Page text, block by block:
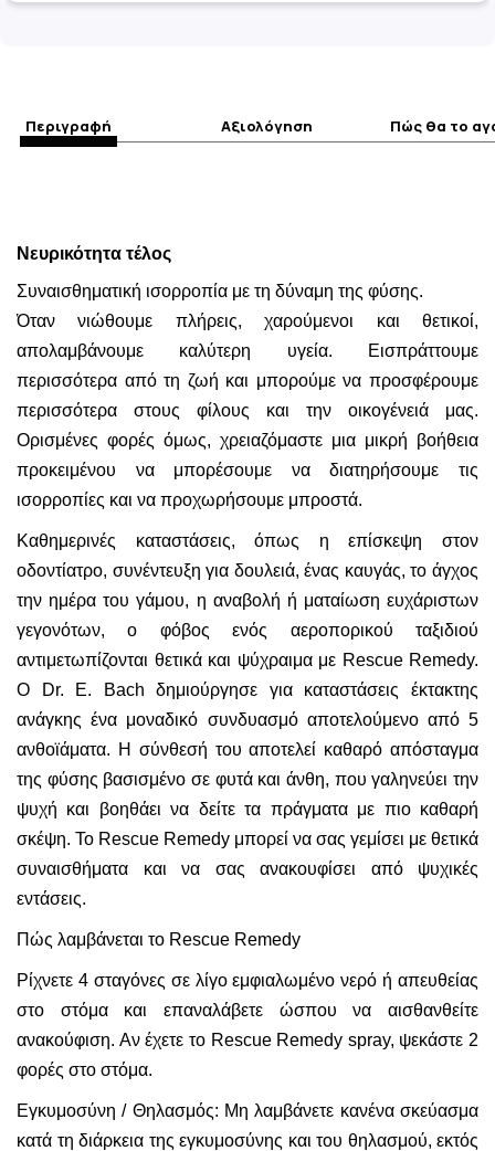
Περιγραφή Αξιολόγηση Πώς θα το
Νευρικότητα τέλος
Συναισθηματική ισορροπία με τη δύναμη της φύσης.
Όταν νιώθουμε πλήρεις, χαρούμενοι και θετικοί,
απολαμβάνουμε καλύτερη υγεία. Εισπράττουμε
περισσότερα από τη ζωή και μπορούμε να προσφέρουμε
περισσότερα στους φίλους και την οικογένειά μας.
Ορισμένες φορές όμως, χρειαζόμαστε μια μικρή βοήθεια
προκειμένου να μπορέσουμε να διατηρήσουμε τις
ισορροπίες και να προχωρήσουμε μπροστά.
Καθημερινές καταστάσεις, όπως η επίσκεψη στον
οδοντίατρο, συνέντευξη για δουλειά, ένας καυγάς, το άγχος
την ημέρα του γάμου, η αναβολή ή ματαίωση ευχάριστων
γεγονότων, ο φόβος ενός αεροπορικού ταξιδιού
αντιμετωπίζονται θετικά και ψύχραιμα με Rescue Remedy.
Ο Dr. Ε. Bach δημιούργησε για καταστάσεις έκτακτης
ανάγκης ένα μοναδικό συνδυασμό αποτελούμενο από 5
ανθοϊάματα. Η σύνθεσή του αποτελεί καθαρό απόσταγμα
της φύσης βασισμένο σε φυτά και άνθη, που γαληνεύει την
ψυχή και βοηθάει να δείτε τα πράγματα με πιο καθαρή
σκέψη. Το Rescue Remedy μπορεί να σας γεμίσει με θετικά
συναισθήματα και να σας ανακουφίσει από ψυχικές
εντάσεις.
Πώς λαμβάνεται το Rescue Remedy
Ρίχνετε 4 σταγόνες σε λίγο εμφιαλωμένο νερό ή απευθείας
στο στόμα και επαναλάβετε ώσπου να αισθανθείτε
ανακούφιση. Αν έχετε το Rescue Remedy spray, ψεκάστε 2
φορές στο στόμα.
Εγκυμοσύνη / Θηλασμός: Μη λαμβάνετε κανένα σκεύασμα
κατά τη διάρκεια της εγκυμοσύνης και του θηλασμού, εκτός